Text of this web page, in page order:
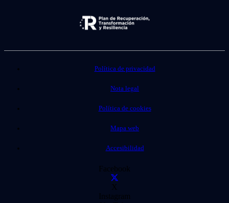
Política de privacidad
Nota legal
Política de cookies
Mapa web
Accesibilidad
Facebook
X
Instagram